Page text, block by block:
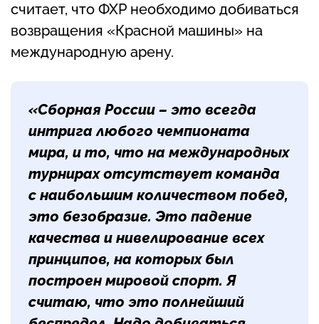
считает, что ФХР необходимо добиваться
возвращения «Красной машины» на
международную арену.
«Сборная России – это всегда
интрига любого чемпионата
мира, и то, что на международных
турнирах отсутствует команда
с наибольшим количеством побед,
это безобразие. Это падение
качества и нивелирование всех
принципов, на которых был
построен мировой спорт. Я
считаю, что это полнейший